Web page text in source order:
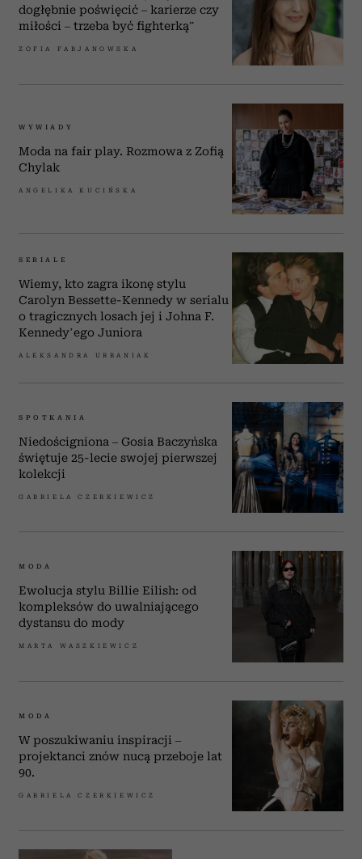
dogłębnie poświęcić – karierze czy
miłości – trzeba być fighterką”
ZOFIA FABJANOWSKA
WYWIADY
Moda na fair play. Rozmowa z Zofią
Chylak
ANGELIKA KUCIŃSKA
SERIALE
Wiemy, kto zagra ikonę stylu
Carolyn Bessette-Kennedy w serialu
o tragicznych losach jej i Johna F.
Kennedy’ego Juniora
ALEKSANDRA URBANIAK
SPOTKANIA
Niedościgniona – Gosia Baczyńska
świętuje 25-lecie swojej pierwszej
kolekcji
GABRIELA CZERKIEWICZ
MODA
Ewolucja stylu Billie Eilish: od
kompleksów do uwalniającego
dystansu do mody
MARTA WASZKIEWICZ
MODA
W poszukiwaniu inspiracji –
projektanci znów nucą przeboje lat
90.
GABRIELA CZERKIEWICZ